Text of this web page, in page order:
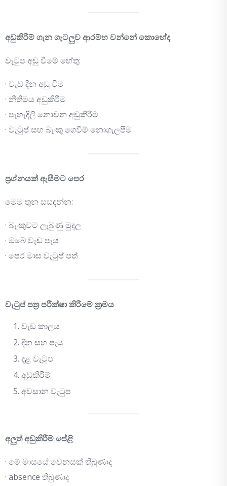
අඩුකිරීම් ගැන ගැටලුව ආරම්භ වන්නේ කොහේද
වැටුප අඩු වීමේ හේතු:
· වැඩ දින අඩු වීම
· නීතිමය අඩුකිරීම
· පැහැදිලි නොවන අඩුකිරීම
· වැටුප් සහ බැංකු ගෙවීම් නොගැලපීම
ප්‍රශ්නයක් ඇසීමට පෙර
මෙම තුන සසඳන්න:
· බැංකුවට ලැබුණු මුදල
· ඔබේ වැඩ පැය
· පෙර මාස වැටුප් පත්
වැටුප් පත්‍ර පරීක්ෂා කිරීමේ ක්‍රමය
වැඩ කාලය
දින සහ පැය
දළ වැටුප
අඩුකිරීම්
අවසාන වැටුප
අලුත් අඩුකිරීම් පේළි
· මේ මාසයේ වෙනසක් තිබුණාද
· absence තිබුණාද